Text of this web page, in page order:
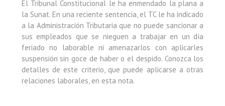
El Tribunal Constitucional le ha enmendado la plana a
la Sunat. En una reciente sentencia, el TC le ha indicado
a la Administración Tributaria que no puede sancionar a
sus empleados que se nieguen a trabajar en un día
feriado no laborable ni amenazarlos con aplicarles
suspensión sin goce de haber o el despido. Conozca los
detalles de este criterio, que puede aplicarse a otras
relaciones laborales, en esta nota.